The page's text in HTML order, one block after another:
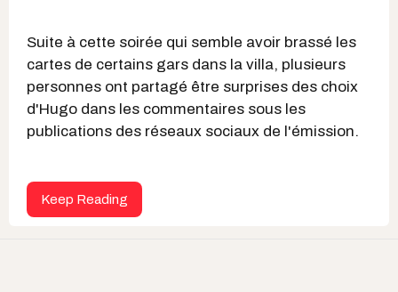
Suite à cette soirée qui semble avoir brassé les
cartes de certains gars dans la villa, plusieurs
personnes ont partagé être surprises des choix
d'Hugo dans les commentaires sous les
publications des réseaux sociaux de l'émission.
Keep Reading